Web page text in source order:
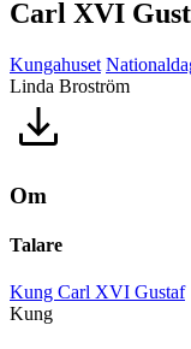
Carl XVI
Kungahuset
Linda Broström
Om
Talare
Kung Carl XVI Gustaf
Kung